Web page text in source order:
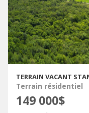
TERRAIN VACANT
Terrain résidentiel
149 000$